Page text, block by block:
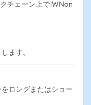
チェーン上でIWNon
ます。
ロングまたはショー